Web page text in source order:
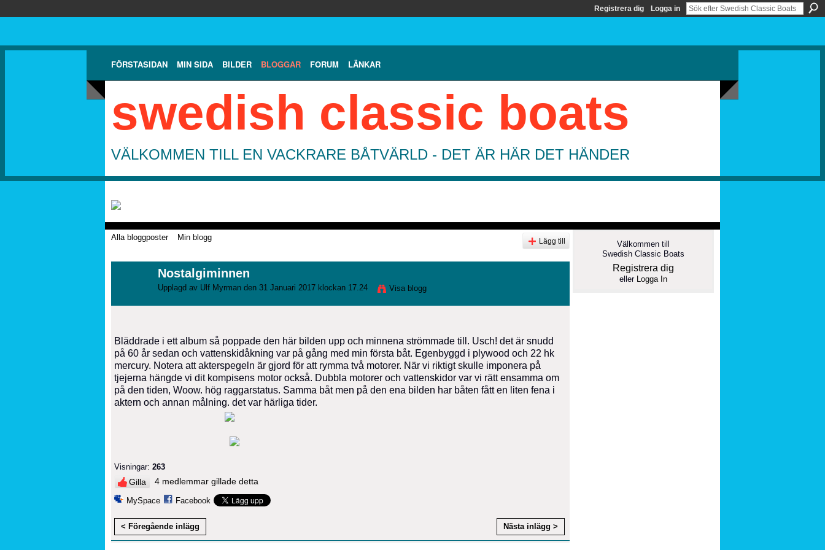
Registrera dig Logga in
FÖRSTASIDAN MIN SIDA BILDER BLOGGAR FORUM LÄNKAR
swedish classic boats
VÄLKOMMEN TILL EN VACKRARE BÅTVÄRLD - DET ÄR HÄR DET HÄNDER
Alla bloggposter Min blogg Lägg till
Nostalgiminnen
Upplagd av Ulf Myrman den 31 Januari 2017 klockan 17.24 Visa blogg
Bläddrade i ett album så poppade den här bilden upp och minnena strömmade till. Usch! det är snudd
på 60 år sedan och vattenskidåkning var på gång med min första båt. Egenbyggd i plywood och 22 hk
mercury. Notera att akterspegeln är gjord för att rymma två motorer. När vi riktigt skulle imponera på
tjejerna hängde vi dit kompisens motor också. Dubbla motorer och vattenskidor var vi rätt ensamma om
på den tiden, Woow. hög raggarstatus. Samma båt men på den ena bilden har båten fått en liten fena i
aktern och annan målning. det var härliga tider.
Visningar: 263
Gilla 4 medlemmar gillade detta
MySpace Facebook
< Föregående inlägg Nästa inlägg >
Välkommen till
Swedish Classic Boats
Registrera dig
eller Logga In